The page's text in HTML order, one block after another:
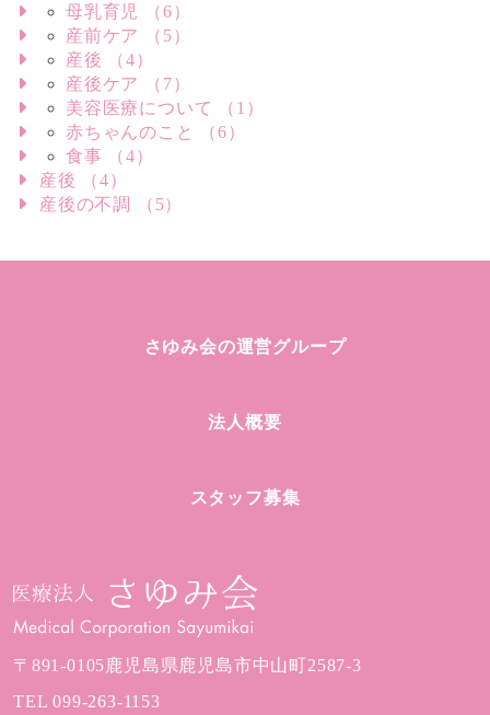
母乳育児 （6）
産前ケア （5）
産後 （4）
産後ケア （7）
美容医療について （1）
赤ちゃんのこと （6）
食事 （4）
産後 （4）
産後の不調 （5）
さゆみ会の運営グループ
法人概要
スタッフ募集
〒891-0105鹿児島県鹿児島市中山町2587-3
TEL099-263-1153